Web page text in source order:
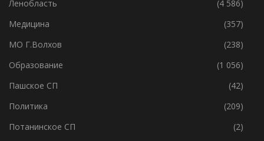
Ленобласть
(4 586)
Медицина
(357)
МО Г.Волхов
(238)
Образование
(1 056)
Пашское СП
(42)
Политика
(209)
Потанинское СП
(2)